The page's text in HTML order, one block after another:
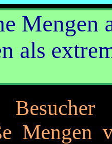
Mengen
als
Mengen